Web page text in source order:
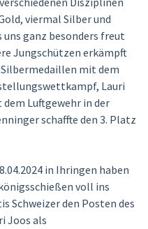
viermal Silber und
ganz besonders freut
Jungschützen erkämpft
mit dem
Lauri
Luftgewehr in der
schaffte den 3. Platz
in Ihringen haben
voll ins
Schweizer den Posten des
Joos als